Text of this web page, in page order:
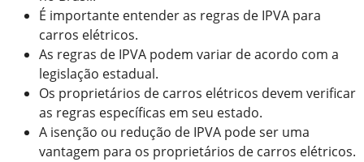
É importante entender as regras de IPVA para
carros elétricos.
As regras de IPVA podem variar de acordo com a
legislação estadual.
Os proprietários de carros elétricos devem verificar
as regras específicas em seu estado.
A isenção ou redução de IPVA pode ser uma
vantagem para os proprietários de carros elétricos.